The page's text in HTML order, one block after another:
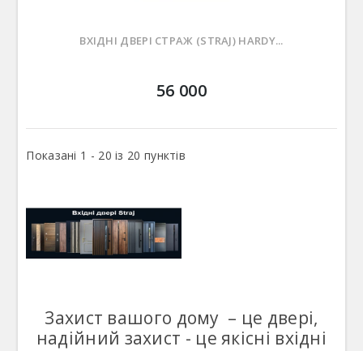
ВХІДНІ ДВЕРІ СТРАЖ (STRAJ) HARDY...
56 000
Показані 1 - 20 із 20 пунктів
Захист вашого дому – це двері,
надійний захист - це якісні вхідні